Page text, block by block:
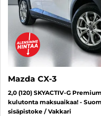
Mazda CX-3
2,0 (120) SKYACTIV-G
kulutonta maksuaikaa! -
sisäpistoke / Vakkari